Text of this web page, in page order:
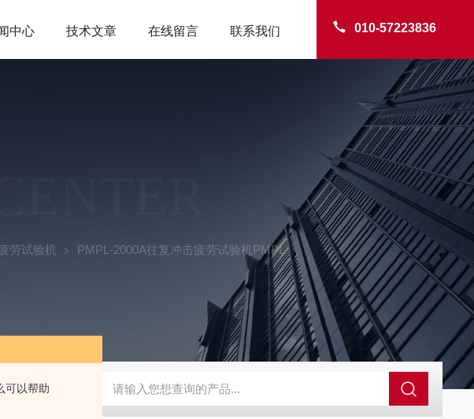
可以帮助
010-57223836
中心 技术文章 在线留言 联系我们
劳试验机 PMPL-2000A往复冲击疲劳试验机PMPL
击穿试验仪-微机控制 GCDDJ-50Kv绝缘材料电压击穿强度试验机 GCDDJ-100Kv